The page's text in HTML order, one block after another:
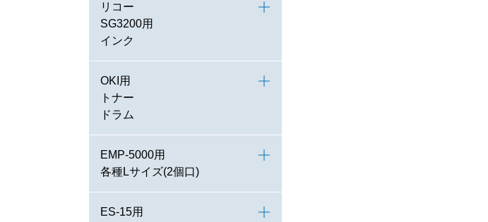
リコー
SG3200用
インク
OKI用
トナー
ドラム
EMP-5000用
各種Lサイズ(2個口)
ES-15用